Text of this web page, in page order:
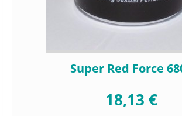
Super Red Force
18,13 €